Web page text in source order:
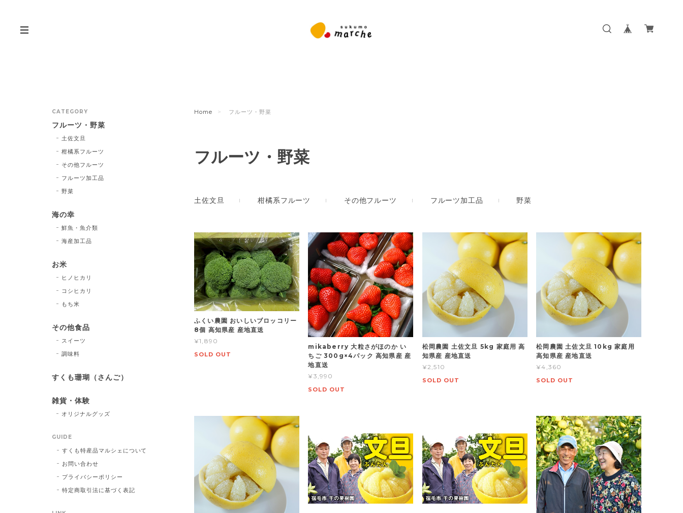
Home フルーツ・野菜
フルーツ・野菜
土佐文旦 柑橘系フルーツ その他フルーツ フルーツ加工品 野菜
ふくい農園 おいしいブロッコリー
8個 高知県産 産地直送
¥1,890
SOLD OUT
mikaberry 大粒さがほのか い
ちご 300g×4パック 高知県産 産
地直送
¥3,990
SOLD OUT
松岡農園 土佐文旦 5kg 家庭用 高
知県産 産地直送
¥2,510
SOLD OUT
松岡農園 土佐文旦 10kg 家庭用
高知県産 産地直送
¥4,360
SOLD OUT
CATEGORY
フルーツ・野菜
土佐文旦
柑橘系フルーツ
その他フルーツ
フルーツ加工品
野菜
海の幸
鮮魚・魚介類
海産加工品
お米
ヒノヒカリ
コシヒカリ
もち米
その他食品
スイーツ
調味料
すくも珊瑚（さんご）
雑貨・体験
オリジナルグッズ
GUIDE
すくも特産品マルシェについて
お問い合わせ
プライバシーポリシー
特定商取引法に基づく表記